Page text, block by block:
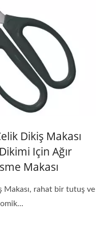
Dikiş Makası
Için Ağır
Makası
Makası, rahat bir tutuş ve